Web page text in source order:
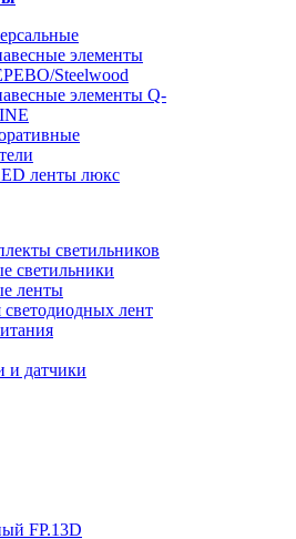
элементы
Steelwood
элементы Q-
светильников
светильники
ленты
лент
и датчики